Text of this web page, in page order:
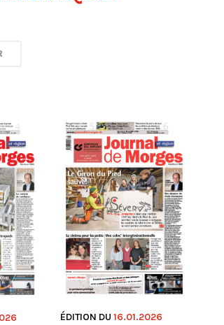
ÉDITION DU16.01.2026